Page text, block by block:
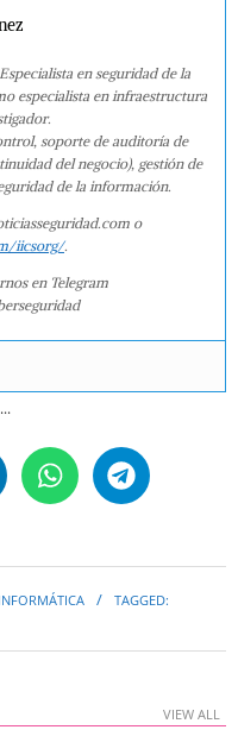
en seguridad de la
especialista en infraestructura
soporte de auditoría de
del negocio), gestión de
de la información.
o
iicsorg/.
en Telegram
TAGGED:
VIEW ALL